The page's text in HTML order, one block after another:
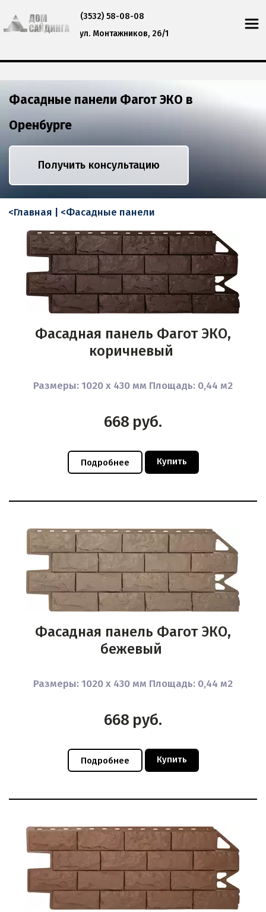
(3532) 58-08-08
ул. Монтажников, 26/1
Фасадные панели Фагот ЭКО в
Оренбурге
Получить консультацию
<Главная <Фасадные панели
Фасадная панель Фагот ЭКО,
коричневый
Размеры: 1020 x 430 мм Площадь: 0,44 м2
668 руб.
Подробнее Купить
Фасадная панель Фагот ЭКО,
бежевый
Размеры: 1020 x 430 мм Площадь: 0,44 м2
668 руб.
Подробнее Купить